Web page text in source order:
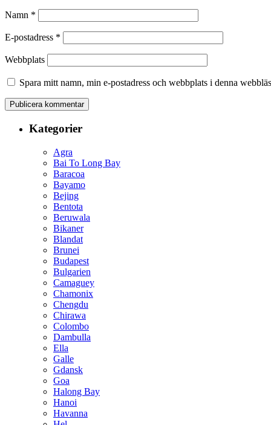
Namn *
E-postadress *
Webbplats
Spara mitt namn, min e-postadress och webbplats i denna
Kategorier
Agra
Bai To Long Bay
Baracoa
Bayamo
Bejing
Bentota
Beruwala
Bikaner
Blandat
Brunei
Budapest
Bulgarien
Camaguey
Chamonix
Chengdu
Chirawa
Colombo
Dambulla
Ella
Galle
Gdansk
Goa
Halong Bay
Hanoi
Havanna